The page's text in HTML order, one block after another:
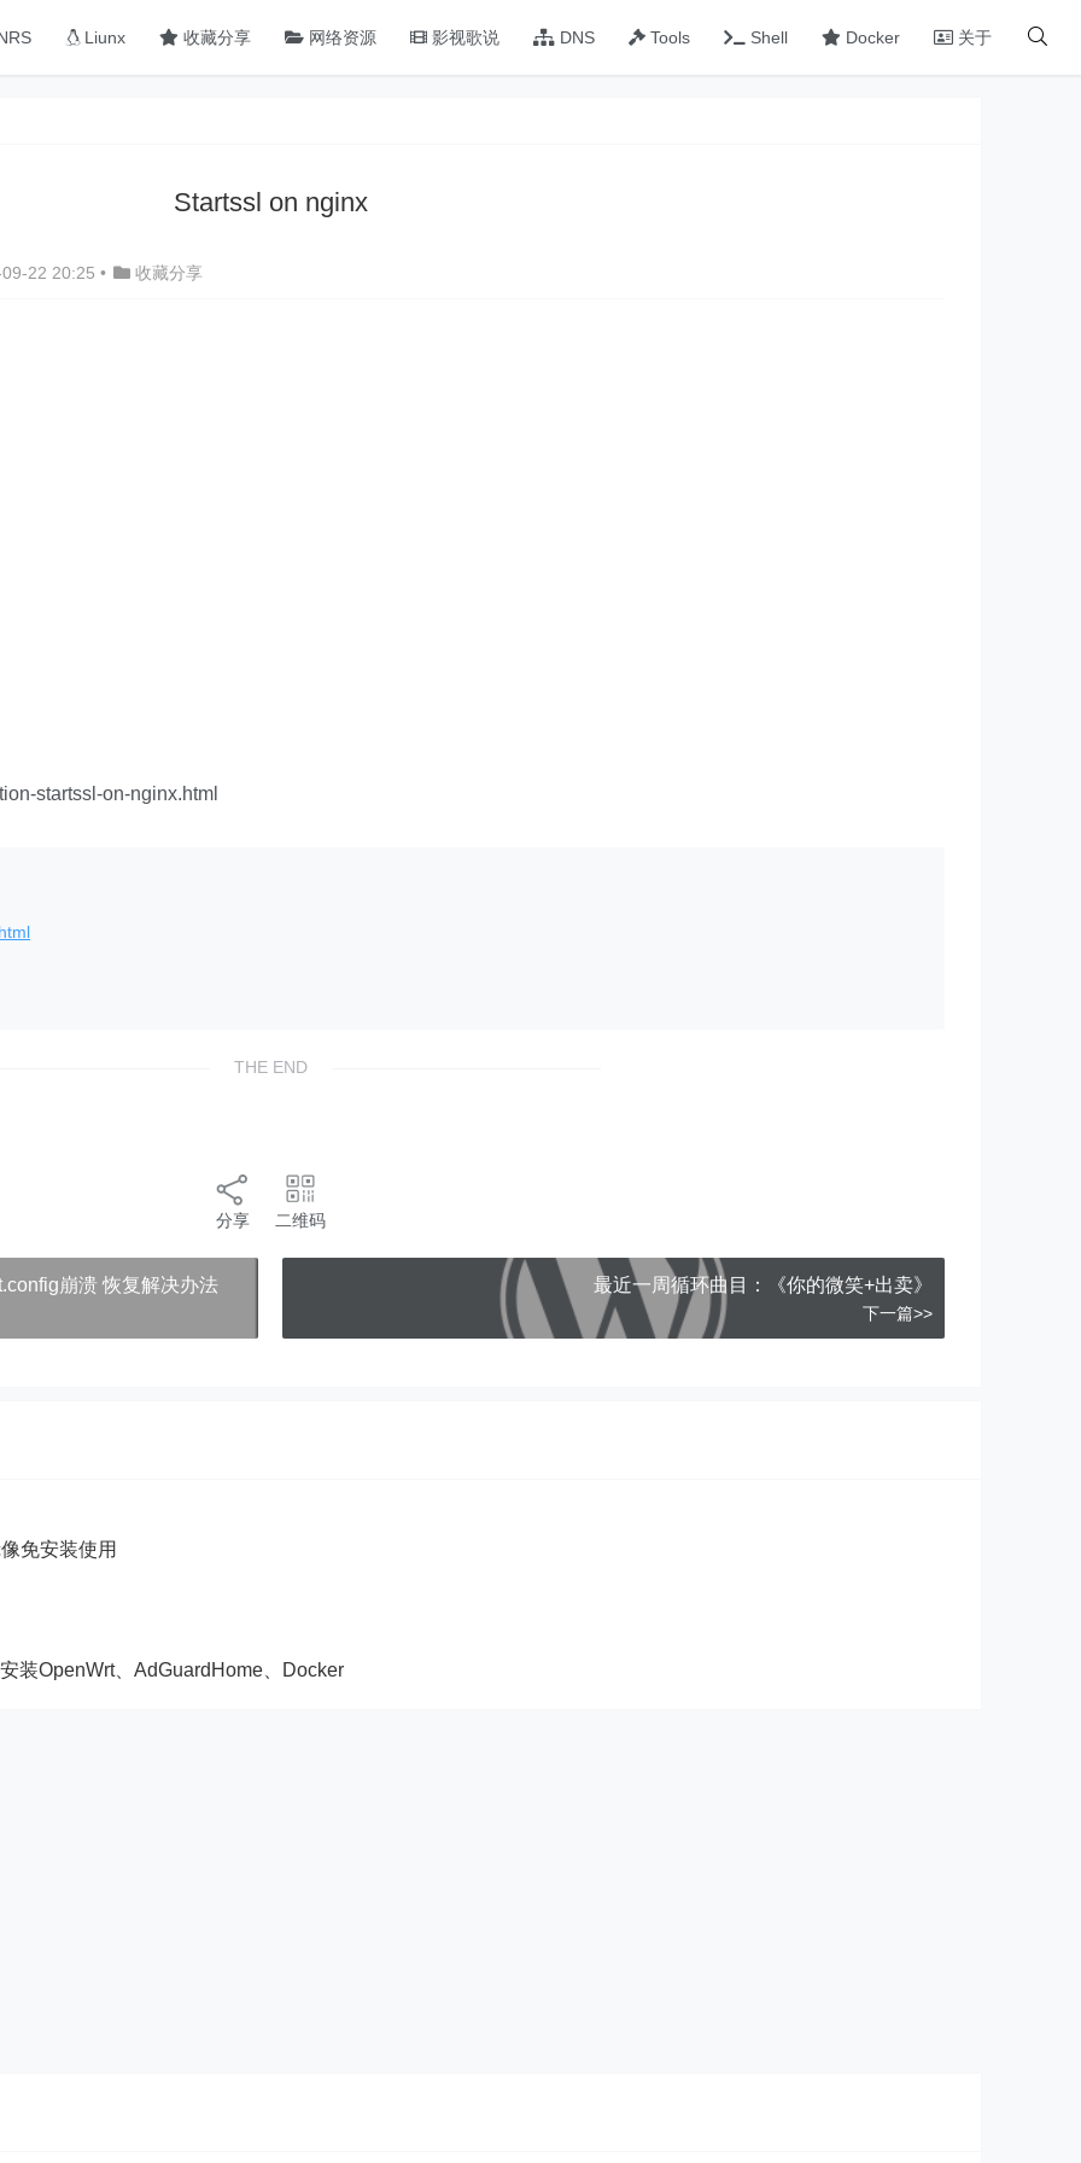
Liunx 收藏分享 网络资源 影视歌说 DNS Tools Shell Docker 关于
Startssl on nginx
22 20:25 • 收藏分享
startssl-on-nginx.html
THE END
分享 二维码
崩溃 恢复解决办法 最近一周循环曲目：《你的微笑+出卖》
下一篇>>
免安装使用
装OpenWrt、AdGuardHome、Docker